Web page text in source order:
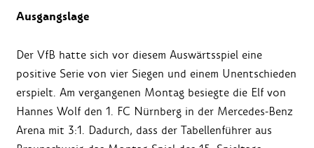
Ausgangslage
Der VfB hatte sich vor diesem Auswärtsspiel eine
positive Serie von vier Siegen und einem Unentschieden
erspielt. Am vergangenen Montag besiegte die Elf von
Hannes Wolf den 1. FC Nürnberg in der Mercedes-Benz
Arena mit 3:1. Dadurch, dass der Tabellenführer aus